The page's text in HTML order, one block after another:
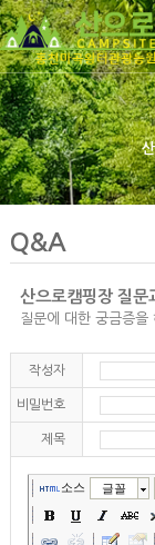
Q&A
산으로캠핑장 질문
질문에 대한 궁금증을
작성자
비밀번호
제목
소스 글꼴